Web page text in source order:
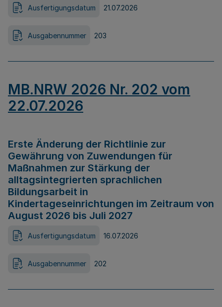
Ausfertigungsdatum 21.07.2026
Ausgabennummer 203
MB.NRW 2026 Nr. 202 vom
22.07.2026
Erste Änderung der Richtlinie zur
Gewährung von Zuwendungen für
Maßnahmen zur Stärkung der
alltagsintegrierten sprachlichen
Bildungsarbeit in
Kindertageseinrichtungen im Zeitraum von
August 2026 bis Juli 2027
Ausfertigungsdatum 16.07.2026
Ausgabennummer 202